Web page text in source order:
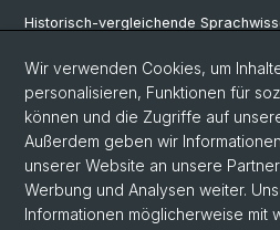
Historisch-vergleichende
Klassische Archäologie
Latinistik
Ur- und Frühgeschichtliche und
Vindonissa-Professur
Wir verwenden Cookies, um
personalisieren, Funktionen für
können und die Zugriffe auf
Außerdem geben wir
unserer Website an unsere
Werbung und Analysen weiter.
Informationen möglicherweise mit